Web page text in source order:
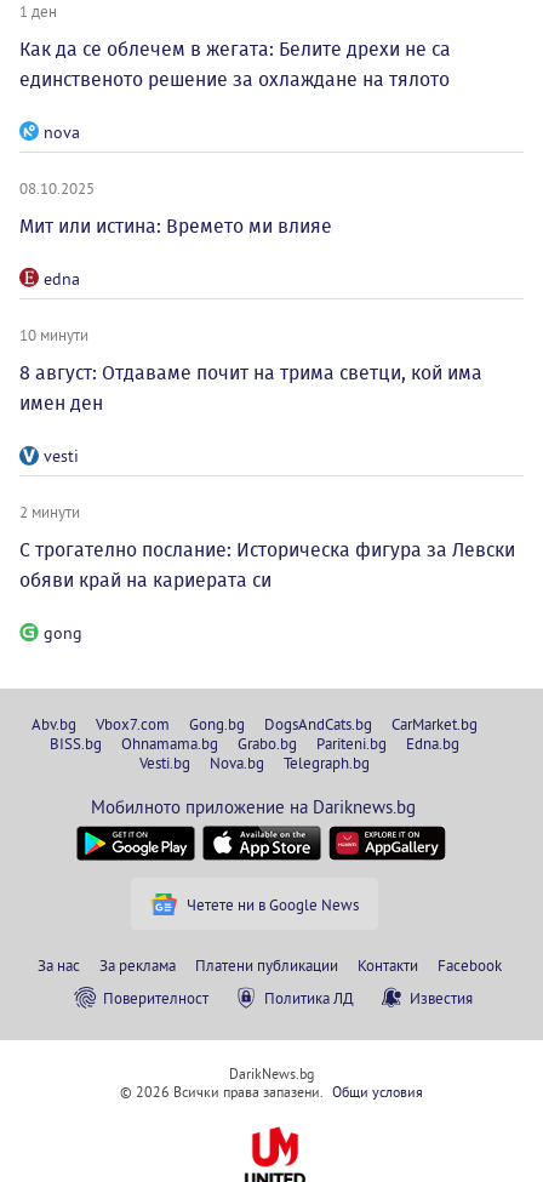
1 ден
Как да се облечем в жегата: Белите дрехи не са
единственото решение за охлаждане на тялото
nova
08.10.2025
Мит или истина: Времето ми влияе
edna
10 минути
8 август: Отдаваме почит на трима светци, кой има
имен ден
vesti
2 минути
С трогателно послание: Историческа фигура за Левски
обяви край на кариерата си
gong
Abv.bg Vbox7.com Gong.bg DogsAndCats.bg
CarMarket.bg
BISS.bg
Ohnamama.bg Grabo.bg Pariteni.bg
Edna.bg
Vesti.bg
Nova.bg Telegraph.bg
Мобилното приложение на Dariknews.bg
Четете ни в Google News
За нас За реклама Платени публикации Контакти
Facebook
Поверителност
Политика ЛД Известия
DarikNews.bg
© 2026 Всички права запазени. Общи условия